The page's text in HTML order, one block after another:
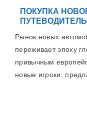
ПОКУПКА
ПУТЕВОДИТЕЛЬ
Рынок новых
переживает эпоху
привычным
новые игроки,